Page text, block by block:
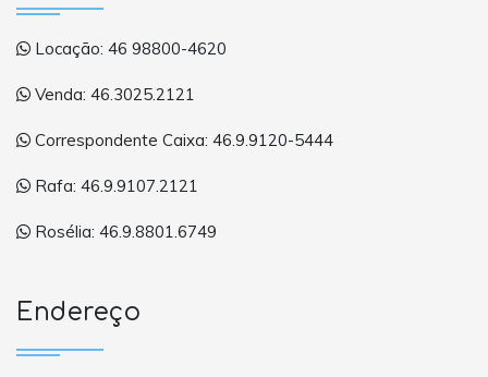
Locação: 46 98800-4620
Venda: 46.3025.2121
Correspondente Caixa: 46.9.9120-5444
Rafa: 46.9.9107.2121
Rosélia: 46.9.8801.6749
Endereço